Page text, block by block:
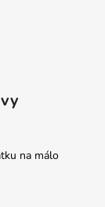
na málo